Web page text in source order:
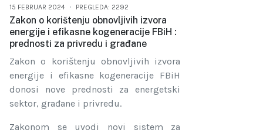
15 FEBRUAR 2024 PREGLEDA: 2292
Zakon o korištenju obnovljivih izvora
energije i efikasne kogeneracije FBiH :
prednosti za privredu i građane
Zakon o korištenju obnovljivih izvora
energije i efikasne kogeneracije FBiH
donosi nove prednosti za energetski
sektor, građane i privredu.
Zakonom se uvodi novi sistem za